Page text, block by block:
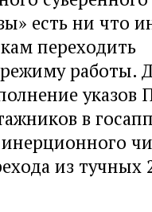
есть ни что
переходить
работы.
указов
в
из тучных